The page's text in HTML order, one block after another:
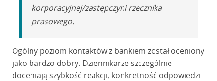
korporacyjnej/zastępczyni rzecznika
prasowego.
Ogólny poziom kontaktów z bankiem został oceniony
jako bardzo dobry. Dziennikarze szczególnie
doceniają szybkość reakcji, konkretność odpowiedzi